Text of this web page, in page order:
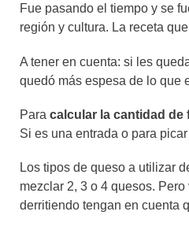
Fue pasando el tiempo y se
región y cultura. La receta
A tener en cuenta: si les
quedó más espesa de lo que
Para calcular la cantidad
Si es una entrada o para
Los tipos de queso a utilizar
mezclar 2, 3 o 4 quesos.
derritiendo tengan en cuenta